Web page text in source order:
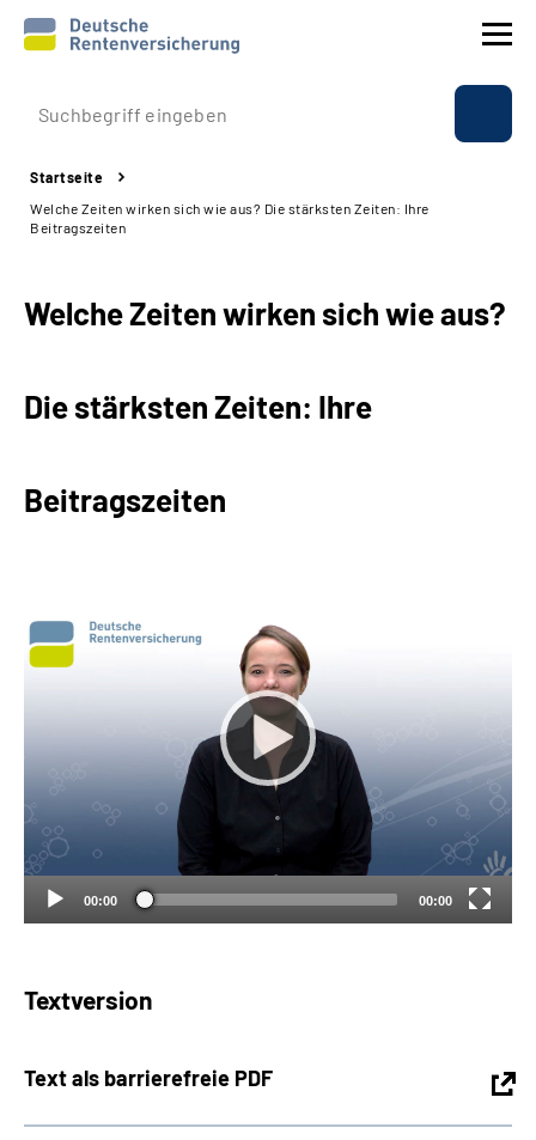
Prävention
Reha
Beratung & Kontakt
Experten
Language
Inhalte in Gebärdensprache (DGS)
Leichte Sprache
Mein Kundenportal
Startseite
Welche Zeiten wirken sich wie aus? Die stärksten Zeiten: Ihre
Beitragszeiten
Welche Zeiten wirken sich wie aus?
Die stärksten Zeiten: Ihre
Beitragszeiten
00:00 00:00
Textversion
Text als barrierefreie PDF